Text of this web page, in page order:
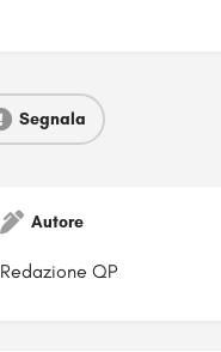
Segnala
Autore
Redazione QP